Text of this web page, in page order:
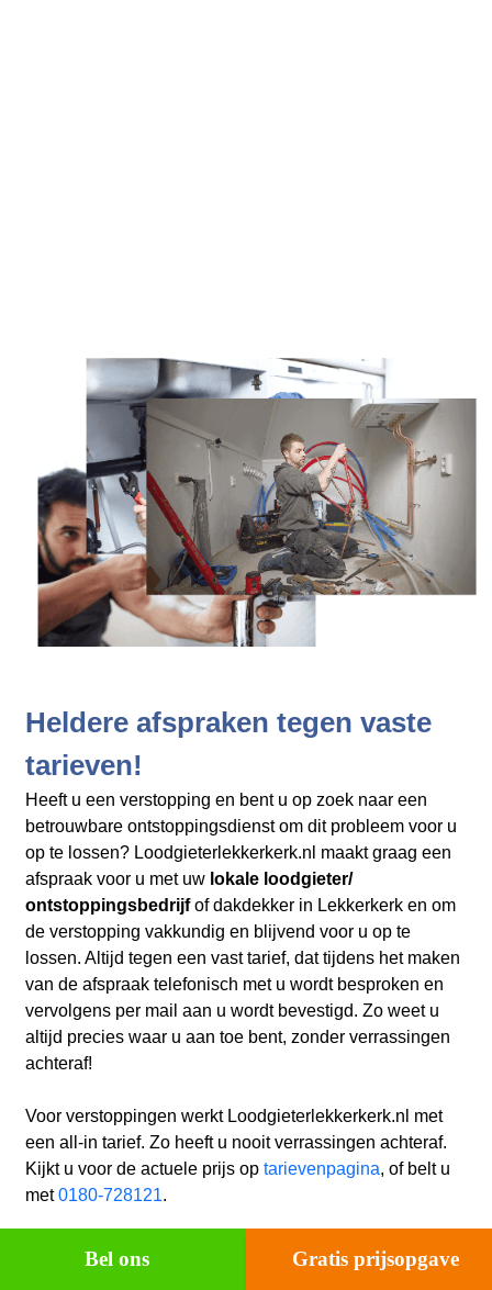
Heldere afspraken tegen vaste
tarieven!
Heeft u een verstopping en bent u op zoek naar een
betrouwbare ontstoppingsdienst om dit probleem voor u
op te lossen? Loodgieterlekkerkerk.nl maakt graag een
afspraak voor u met uw lokale loodgieter/
ontstoppingsbedrijfof dakdekker in Lekkerkerk en om
de verstopping vakkundig en blijvend voor u op te
lossen. Altijd tegen een vast tarief, dat tijdens het maken
van de afspraak telefonisch met u wordt besproken en
vervolgens per mail aan u wordt bevestigd. Zo weet u
altijd precies waar u aan toe bent, zonder verrassingen
achteraf!
Voor verstoppingen werkt Loodgieterlekkerkerk.nl met
een all-in tarief. Zo heeft u nooit verrassingen achteraf.
Kijkt u voor de actuele prijs op tarievenpagina, of belt u
met0180-728121.
Bel ons Gratis prijsopgave